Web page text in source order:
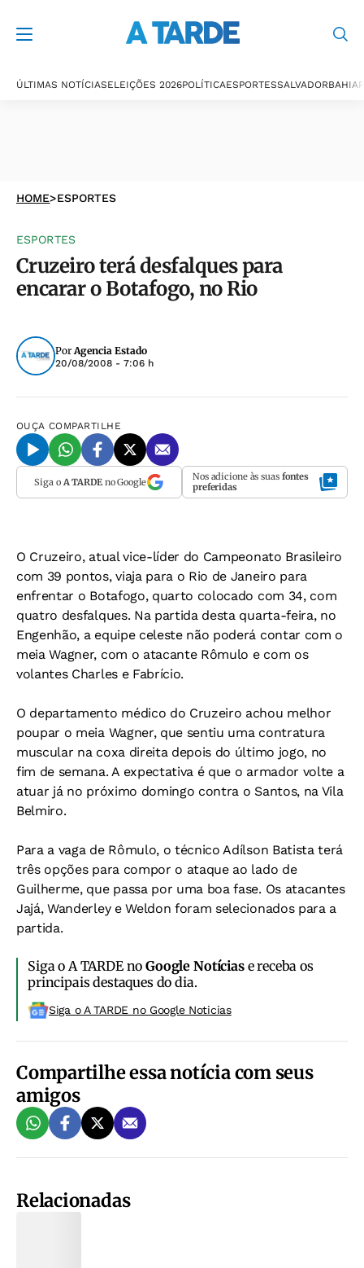
ÚLTIMAS NOTÍCIASELEIÇÕES 2026POLÍTICAESPORTESSALVADORBAHIA
HOME>ESPORTES
ESPORTES
Cruzeiro terá desfalques para
encarar o Botafogo, no Rio
PorAgencia Estado
20/08/2008 - 7:06 h
OUÇA COMPARTILHE
Siga o A TARDEno Google Nos adicione às suas fontes
preferidas
O Cruzeiro, atual vice-líder do Campeonato Brasileiro
com 39 pontos, viaja para o Rio de Janeiro para
enfrentar o Botafogo, quarto colocado com 34, com
quatro desfalques. Na partida desta quarta-feira, no
Engenhão, a equipe celeste não poderá contar com o
meia Wagner, com o atacante Rômulo e com os
volantes Charles e Fabrício.
O departamento médico do Cruzeiro achou melhor
poupar o meia Wagner, que sentiu uma contratura
muscular na coxa direita depois do último jogo, no
fim de semana. A expectativa é que o armador volte a
atuar já no próximo domingo contra o Santos, na Vila
Belmiro.
Para a vaga de Rômulo, o técnico Adílson Batista terá
três opções para compor o ataque ao lado de
Guilherme, que passa por uma boa fase. Os atacantes
Jajá, Wanderley e Weldon foram selecionados para a
partida.
Siga o A TARDE noGoogle Notíciase receba os
principais destaques do dia.
Siga o A TARDE no Google Noticias
Compartilhe essa notícia com seus
amigos
Relacionadas